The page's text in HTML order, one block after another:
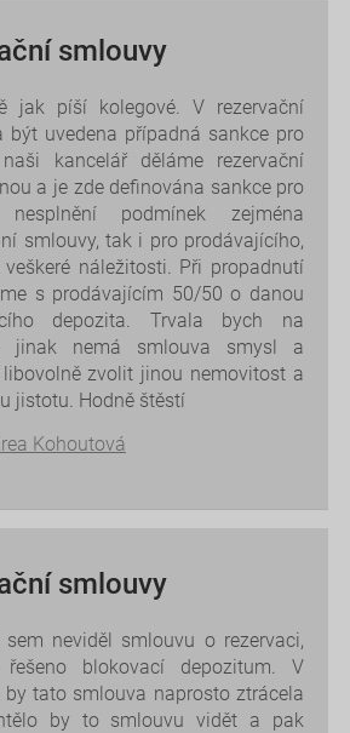
smlouvy
jak píší kolegové. V rezervační
být uvedena případná sankce pro
kancelář děláme rezervační
a je zde definována sankce pro
podmínek zejména
smlouvy, tak i pro prodávajícího,
náležitosti. Při propadnutí
s prodávajícím 50/50 o danou
depozita. Trvala bych na
jinak nemá smlouva smysl a
zvolit jinou nemovitost a
jistotu. Hodně štěstí
Kohoutová
smlouvy
sem neviděl smlouvu o rezervaci,
blokovací depozitum. V
tato smlouva naprosto ztrácela
by to smlouvu vidět a pak